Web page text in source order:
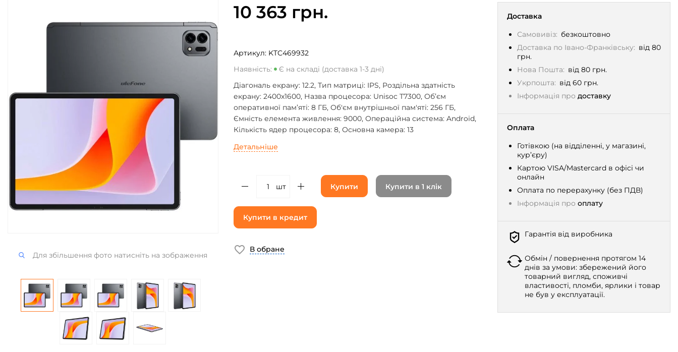
Для збільшення фото натисніть на зображення
10 363 грн.
Доставка
Самовивіз: безкоштовно
Доставка по Івано-Франківську: від 80
грн.
Нова Пошта: від 80 грн.
Укрпошта: від 60 грн.
Інформація про доставку
Оплата
Готівкою (на відділенні, у магазині,
кур’єру)
Картою VISA/Mastercard в офісі чи
онлайн
Оплата по перерахунку (без ПДВ)
Інформація про оплату
Гарантія від виробника
Обмін / повернення протягом 14
днів за умови: збережений його
товарний вигляд, споживчі
властивості, пломби, ярлики і товар
не був у експлуатації.
Артикул: KTC469932
Наявність:
Є на складі (доставка 1-3 дні)
Діагональ екрану: 12.2, Тип матриці: IPS, Роздільна здатність
екрану: 2400x1600, Назва процесора: Unisoc T7300, Об’єм
оперативної пам’яті: 8 ГБ, Об'єм внутрішньої пам'яті: 256 ГБ,
Ємність елемента живлення: 9000, Операційна система: Android,
Кількість ядер процесора: 8, Основна камера: 13
Детальніше
шт Купити Купити в 1 клік
Купити в кредит
В обране